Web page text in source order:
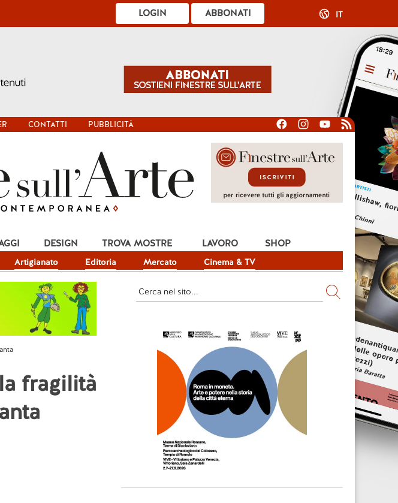
ABBONATI
LOGIN IT
CONTATTI PUBBLICITÀ
Artigianato Editoria Mercato Cinema & TV
DESIGN TROVA MOSTRE LAVORO SHOP
fragilità